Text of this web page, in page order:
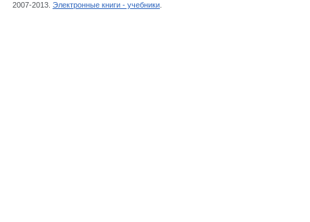
2007-2013. Электронные книги - учебники